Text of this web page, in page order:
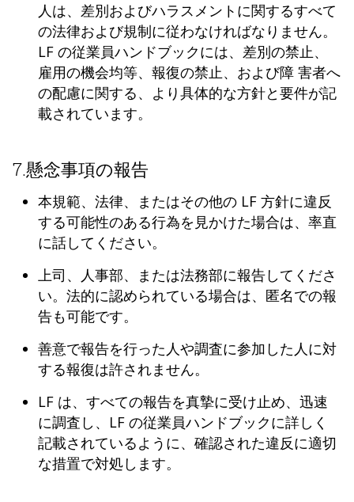
人は、差別およびハラスメントに関するすべて
の法律および規制に従わなければなりません。
LF の従業員ハンドブックには、差別の禁止、
雇用の機会均等、報復の禁止、および障 害者へ
の配慮に関する、より具体的な方針と要件が記
載されています。
7.懸念事項の報告
本規範、法律、またはその他の LF 方針に違反
する可能性のある行為を見かけた場合は、率直
に話してください。
上司、人事部、または法務部に報告してくださ
い。法的に認められている場合は、匿名での報
告も可能です。
善意で報告を行った人や調査に参加した人に対
する報復は許されません。
LF は、すべての報告を真摯に受け止め、迅速
に調査し、LF の従業員ハンドブックに詳しく
記載されているように、確認された違反に適切
な措置で対処します。